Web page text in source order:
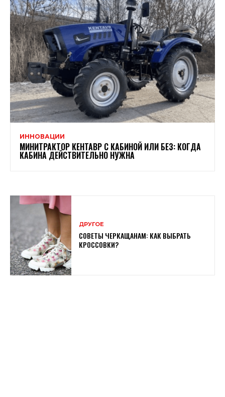
ИННОВАЦИИ
МИНИТРАКТОР КЕНТАВР С КАБИНОЙ ИЛИ БЕЗ: КОГДА
КАБИНА ДЕЙСТВИТЕЛЬНО НУЖНА
ДРУГОЕ
СОВЕТЫ ЧЕРКАЩАНАМ: КАК ВЫБРАТЬ
КРОССОВКИ?